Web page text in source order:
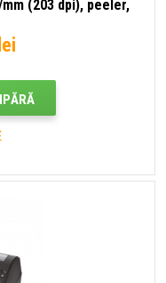
(203 dpi), peeler,